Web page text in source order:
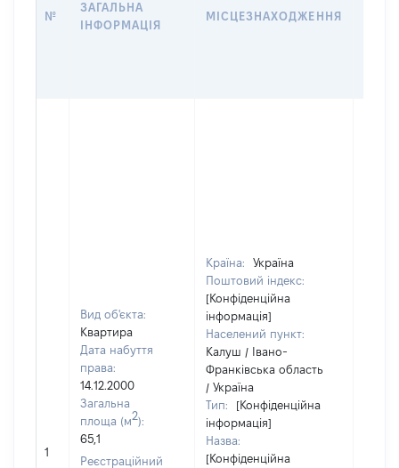
№
ЗАГАЛЬНА
ІНФОРМАЦІЯ
МІСЦЕЗНАХОДЖЕННЯ
1
Вид об'єкта:
Квартира
Дата набуття
права:
14.12.2000
Загальна
площа (м2):
65,1
Реєстраційний
Країна:
Україна
Поштовий індекс:
[Конфіденційна
інформація]
Населений пункт:
Калуш / Івано-
Франківська область
/ Україна
Тип:
[Конфіденційна
інформація]
Назва:
[Конфіденційна